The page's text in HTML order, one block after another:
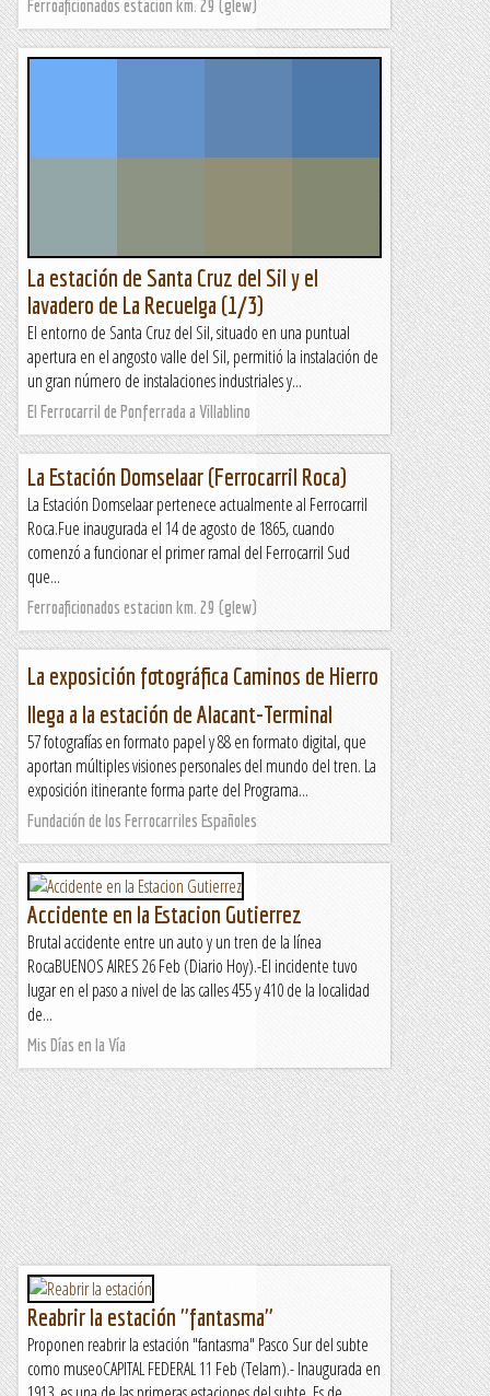
Ferroaficionados estacion km. 29 (glew)
La estación de Santa Cruz del Sil y el
lavadero de La Recuelga (1/3)
El entorno de Santa Cruz del Sil, situado en una puntual
apertura en el angosto valle del Sil, permitió la instalación de
un gran número de instalaciones industriales y...
El Ferrocarril de Ponferrada a Villablino
La Estación Domselaar (Ferrocarril Roca)
La Estación Domselaar pertenece actualmente al Ferrocarril
Roca.Fue inaugurada el 14 de agosto de 1865, cuando
comenzó a funcionar el primer ramal del Ferrocarril Sud
que...
Ferroaficionados estacion km. 29 (glew)
La exposición fotográfica Caminos de Hierro
llega a la estación de Alacant-Terminal
57 fotografías en formato papel y 88 en formato digital, que
aportan múltiples visiones personales del mundo del tren. La
exposición itinerante forma parte del Programa...
Fundación de los Ferrocarriles Españoles
Accidente en la Estacion Gutierrez
Brutal accidente entre un auto y un tren de la línea
RocaBUENOS AIRES 26 Feb (Diario Hoy).-El incidente tuvo
lugar en el paso a nivel de las calles 455 y 410 de la localidad
de...
Mis Días en la Vía
Reabrir la estación "fantasma"
Proponen reabrir la estación "fantasma" Pasco Sur del subte
como museoCAPITAL FEDERAL 11 Feb (Telam).- Inaugurada en